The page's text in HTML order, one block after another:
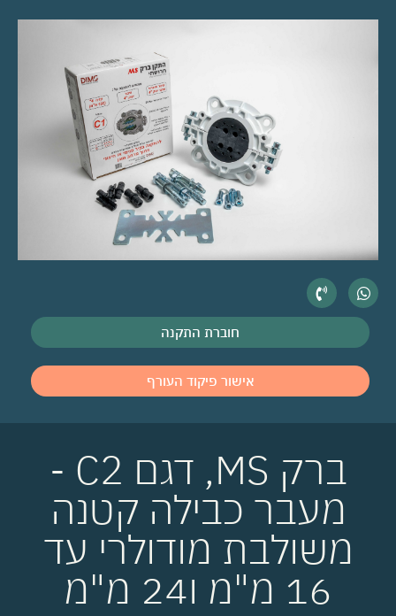
חוברת התקנה
אישור פיקוד העורף
ברק MS, דגם C2 -
מעבר כבילה קטנה
משולבת מודולרי עד
16 מ"מ ו24 מ"מ